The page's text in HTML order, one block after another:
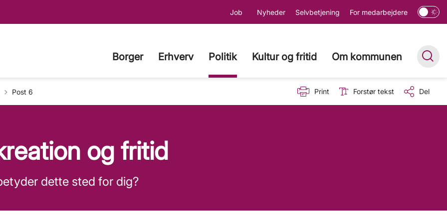
Job Nyheder Selvbetjening For medarbejdere
Borger Erhverv Politik Kultur og fritid Om kommunen
Post 6 Print Forstør tekst Del
og fritid
dette sted for dig?